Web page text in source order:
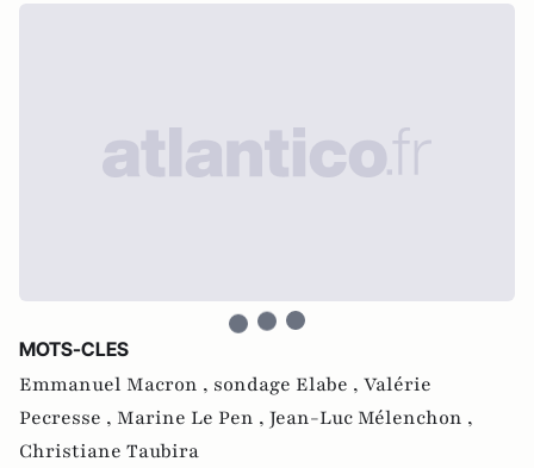
MOTS-CLES
Emmanuel Macron , sondage Elabe , Valérie
Pecresse , Marine Le Pen , Jean-Luc Mélenchon ,
Christiane Taubira